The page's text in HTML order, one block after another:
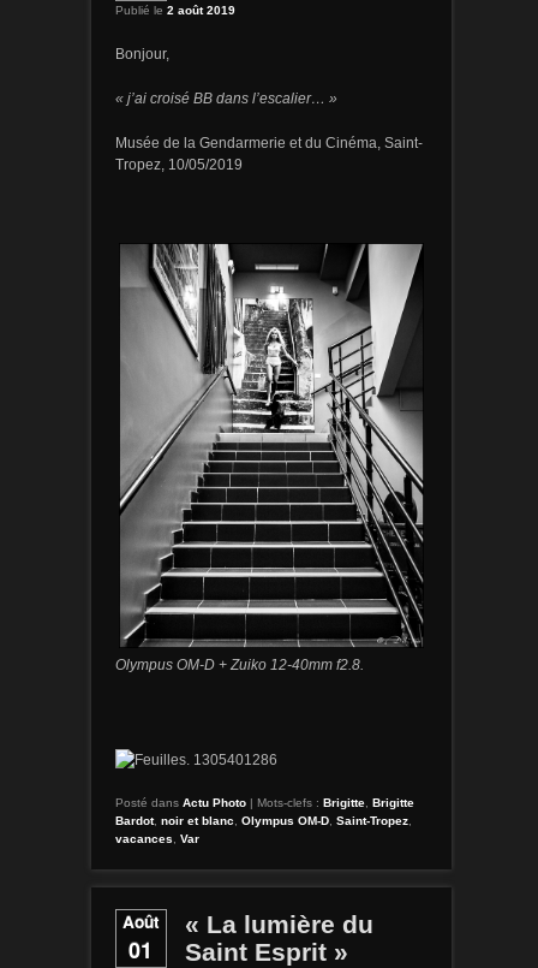
Publié le 2 août 2019
Bonjour,
« j’ai croisé BB dans l’escalier… »
Musée de la Gendarmerie et du Cinéma, Saint-
Tropez, 10/05/2019
Olympus OM-D + Zuiko 12-40mm f2.8.
Posté dans Actu Photo Mots-clefs : Brigitte, Brigitte
Bardot, noir et blanc, Olympus OM-D, Saint-Tropez,
vacances, Var
Août
01
« La lumière du
Saint Esprit »